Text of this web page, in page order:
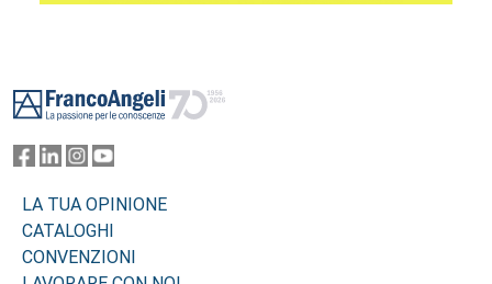
LA TUA OPINIONE
CATALOGHI
CONVENZIONI